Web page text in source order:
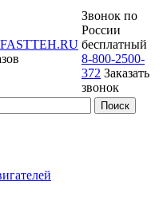
Звонок по
России
бесплатный
8-800-2500-
372 Заказать
звонок